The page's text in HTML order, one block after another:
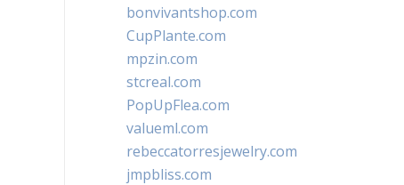
bonvivantshop.com
CupPlante.com
mpzin.com
stcreal.com
PopUpFlea.com
valueml.com
rebeccatorresjewelry.com
jmpbliss.com